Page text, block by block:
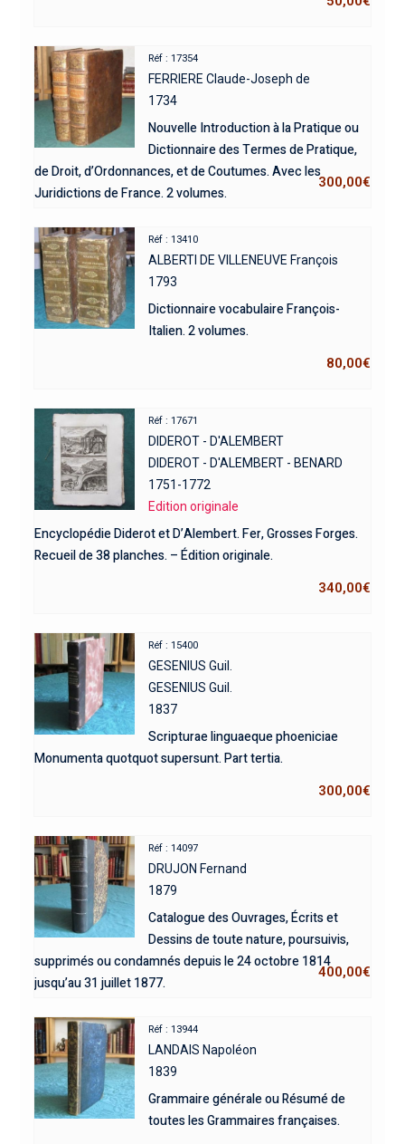
Réf : 17354
FERRIERE Claude-Joseph de
1734
Nouvelle Introduction à la Pratique ou
Dictionnaire des Termes de Pratique,
de Droit, d’Ordonnances, et de Coutumes. Avec les
Juridictions de France. 2 volumes.
300,00€
Réf : 13410
ALBERTI DE VILLENEUVE François
1793
Dictionnaire vocabulaire François-
Italien. 2 volumes.
80,00€
Réf : 17671
DIDEROT - D'ALEMBERT
DIDEROT - D'ALEMBERT - BENARD
1751-1772
Edition originale
Encyclopédie Diderot et D’Alembert. Fer, Grosses Forges.
Recueil de 38 planches. – Édition originale.
340,00€
Réf : 15400
GESENIUS Guil.
GESENIUS Guil.
1837
Scripturae linguaeque phoeniciae
Monumenta quotquot supersunt. Part tertia.
300,00€
Réf : 14097
DRUJON Fernand
1879
Catalogue des Ouvrages, Écrits et
Dessins de toute nature, poursuivis,
supprimés ou condamnés depuis le 24 octobre 1814
jusqu’au 31 juillet 1877.
400,00€
Réf : 13944
LANDAIS Napoléon
1839
Grammaire générale ou Résumé de
toutes les Grammaires françaises.